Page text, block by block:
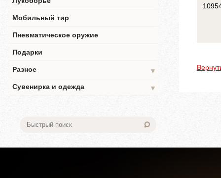
Мобильный тир
Пневматическое оружие
Подарки
Разное
▼
Сувенирка и одежда
▼